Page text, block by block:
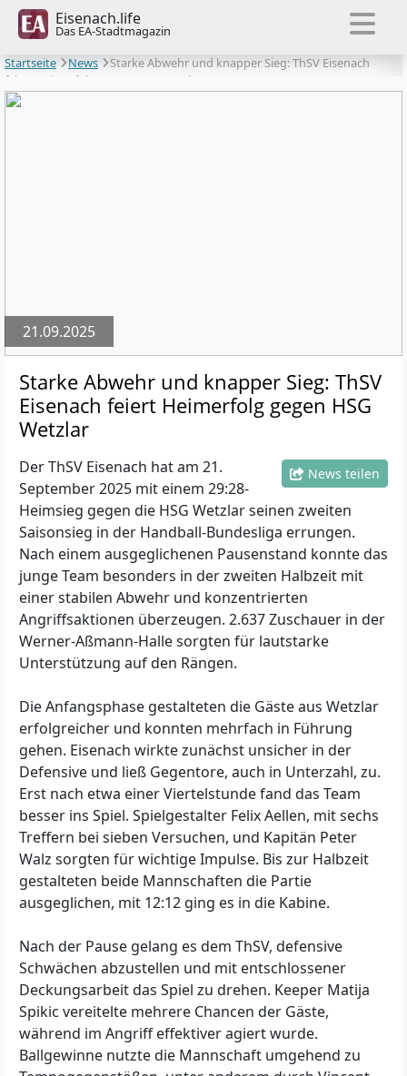
Eisenach.life
Das EA-Stadtmagazin
Startseite
News
Starke Abwehr und knapper Sieg: ThSV Eisenach
feiert Heimerfolg gegen HSG Wetzlar
21.09.2025
Starke Abwehr und knapper Sieg: ThSV
Eisenach feiert Heimerfolg gegen HSG
Wetzlar
News teilen
Der ThSV Eisenach hat am 21.
September 2025 mit einem 29:28-
Heimsieg gegen die HSG Wetzlar seinen zweiten
Saisonsieg in der Handball-Bundesliga errungen.
Nach einem ausgeglichenen Pausenstand konnte das
junge Team besonders in der zweiten Halbzeit mit
einer stabilen Abwehr und konzentrierten
Angriffsaktionen überzeugen. 2.637 Zuschauer in der
Werner-Aßmann-Halle sorgten für lautstarke
Unterstützung auf den Rängen.
Die Anfangsphase gestalteten die Gäste aus Wetzlar
erfolgreicher und konnten mehrfach in Führung
gehen. Eisenach wirkte zunächst unsicher in der
Defensive und ließ Gegentore, auch in Unterzahl, zu.
Erst nach etwa einer Viertelstunde fand das Team
besser ins Spiel. Spielgestalter Felix Aellen, mit sechs
Treffern bei sieben Versuchen, und Kapitän Peter
Walz sorgten für wichtige Impulse. Bis zur Halbzeit
gestalteten beide Mannschaften die Partie
ausgeglichen, mit 12:12 ging es in die Kabine.
Nach der Pause gelang es dem ThSV, defensive
Schwächen abzustellen und mit entschlossener
Deckungsarbeit das Spiel zu drehen. Keeper Matija
Spikic vereitelte mehrere Chancen der Gäste,
während im Angriff effektiver agiert wurde.
Ballgewinne nutzte die Mannschaft umgehend zu